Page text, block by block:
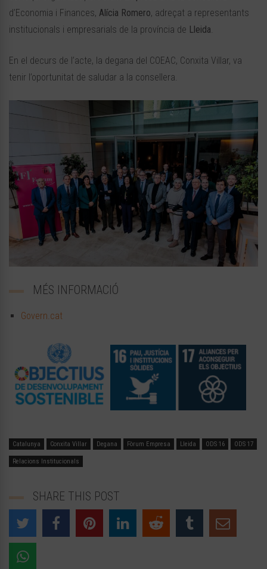
d’Economia i Finances, Alícia Romero, adreçat a representants
institucionals i empresarials de la província de Lleida.
En el decurs de l’acte, la degana del COEAC, Conxita Villar, va
tenir l’oportunitat de saludar a la consellera.
MÉS INFORMACIÓ
Govern.cat
Catalunya Conxita Villar Degana Fòrum Empresa Lleida ODS 16 ODS 17
Relacions Institucionals
SHARE THIS POST